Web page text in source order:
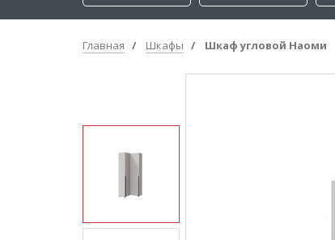
Главная Шкафы Шкаф угловой Наоми